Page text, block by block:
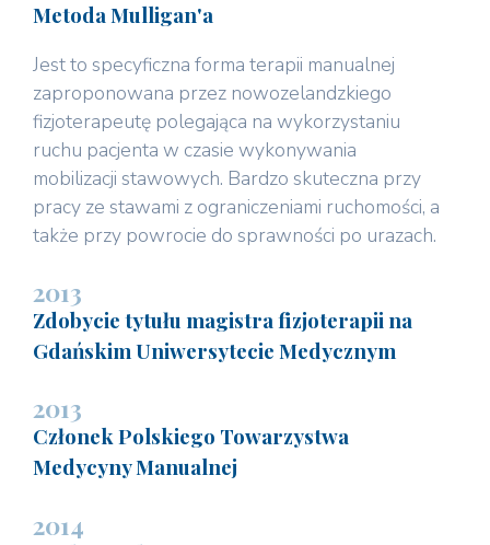
Metoda Mulligan'a
Jest to specyficzna forma terapii manualnej
zaproponowana przez nowozelandzkiego
fizjoterapeutę polegająca na wykorzystaniu
ruchu pacjenta w czasie wykonywania
mobilizacji stawowych. Bardzo skuteczna przy
pracy ze stawami z ograniczeniami ruchomości, a
także przy powrocie do sprawności po urazach.
2013
Zdobycie tytułu magistra fizjoterapii na
Gdańskim Uniwersytecie Medycznym
2013
Członek Polskiego Towarzystwa
Medycyny Manualnej
2014